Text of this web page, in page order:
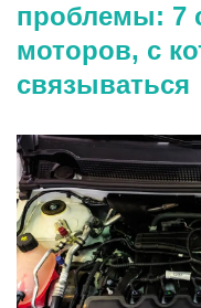
проблемы: 7
моторов, с
связываться